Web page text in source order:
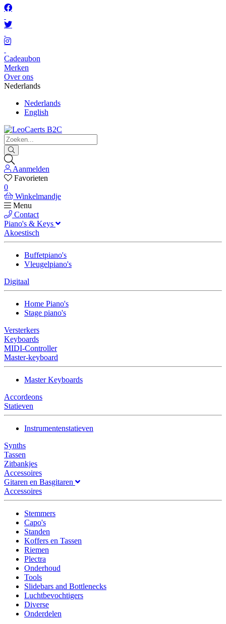
Cadeaubon
Merken
Over ons
Nederlands
Nederlands
English
Aanmelden
Favorieten
0
Winkelmandje
Menu
Contact
Piano's & Keys
Akoestisch
Buffetpiano's
Vleugelpiano's
Digitaal
Home Piano's
Stage piano's
Versterkers
Keyboards
MIDI-Controller
Master-keyboard
Master Keyboards
Accordeons
Statieven
Instrumentenstatieven
Synths
Tassen
Zitbankjes
Accessoires
Gitaren en Basgitaren
Accessoires
Stemmers
Capo's
Standen
Koffers en Tassen
Riemen
Plectra
Onderhoud
Tools
Slidebars and Bottlenecks
Luchtbevochtigers
Diverse
Onderdelen